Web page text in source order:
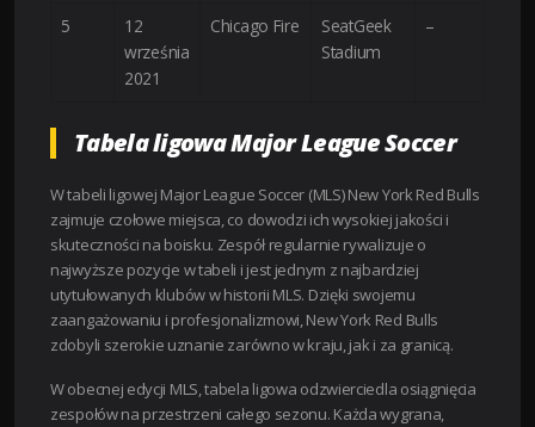
5
12
września
2021
Chicago Fire
SeatGeek
Stadium
–
Tabela ligowa Major League Soccer
W tabeli ligowej Major League Soccer (MLS) New York Red Bulls
zajmuje czołowe miejsca, co dowodzi ich wysokiej jakości i
skuteczności na boisku. Zespół regularnie rywalizuje o
najwyższe pozycje w tabeli i jest jednym z najbardziej
utytułowanych klubów w historii MLS. Dzięki swojemu
zaangażowaniu i profesjonalizmowi, New York Red Bulls
zdobyli szerokie uznanie zarówno w kraju, jak i za granicą.
W obecnej edycji MLS, tabela ligowa odzwierciedla osiągnięcia
zespołów na przestrzeni całego sezonu. Każda wygrana,